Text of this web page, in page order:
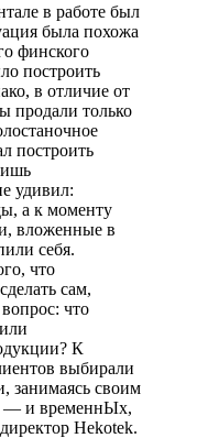
в работе был
была похожа
финского
построить
в отличие от
продали только
построить
удивил:
а к моменту
вложенные в
себя.
что
сам,
что
К
выбирали
занимаясь своим
— и временнЫх,
Hekotek.